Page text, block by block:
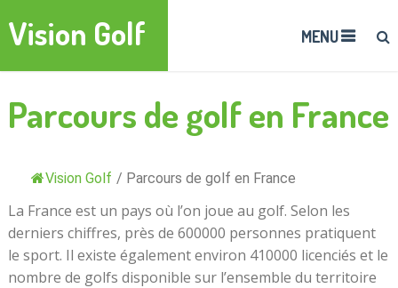
Vision Golf MENU
Parcours de golf en France
Vision Golf / Parcours de golf en France
La France est un pays où l’on joue au golf. Selon les
derniers chiffres, près de 600000 personnes pratiquent
le sport. Il existe également environ 410000 licenciés et le
nombre de golfs disponible sur l’ensemble du territoire